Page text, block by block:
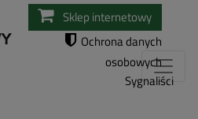
Przejdź
do
Sklep internetowy
Ochrona danych
osobowych
Sygnaliści